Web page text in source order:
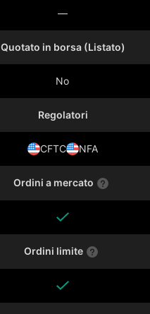
—
Quotato in borsa (Listato)
No
Regolatori
CFTC NFA
Ordini a mercato
Ordini limite